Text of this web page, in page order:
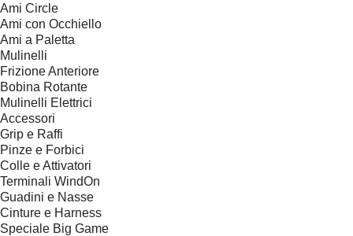
Ami Circle
Ami con Occhiello
Ami a Paletta
Mulinelli
Frizione Anteriore
Bobina Rotante
Mulinelli Elettrici
Accessori
Grip e Raffi
Pinze e Forbici
Colle e Attivatori
Terminali WindOn
Guadini e Nasse
Cinture e Harness
Speciale Big Game